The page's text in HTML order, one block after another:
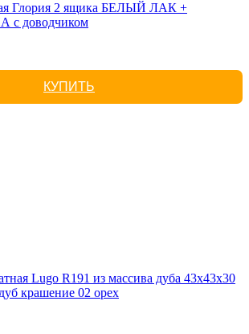
Глория 2 ящика БЕЛЫЙ ЛАК +
доводчиком
КУПИТЬ
Lugo R191 из массива дуба 43х43х30
крашение 02 орех